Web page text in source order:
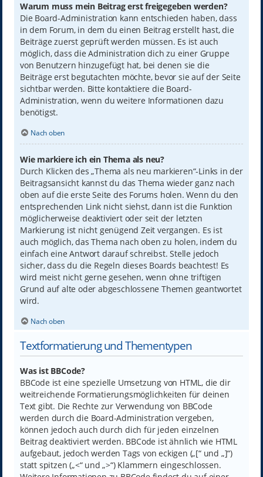
Warum muss mein Beitrag erst freigegeben werden?
Die Board-Administration kann entschieden haben, dass
in dem Forum, in dem du einen Beitrag erstellt hast, die
Beiträge zuerst geprüft werden müssen. Es ist auch
möglich, dass die Administration dich zu einer Gruppe
von Benutzern hinzugefügt hat, bei denen sie die
Beiträge erst begutachten möchte, bevor sie auf der Seite
sichtbar werden. Bitte kontaktiere die Board-
Administration, wenn du weitere Informationen dazu
benötigst.
Nach oben
Wie markiere ich ein Thema als neu?
Durch Klicken des „Thema als neu markieren“-Links in der
Beitragsansicht kannst du das Thema wieder ganz nach
oben auf die erste Seite des Forums holen. Wenn du den
entsprechenden Link nicht siehst, dann ist die Funktion
möglicherweise deaktiviert oder seit der letzten
Markierung ist nicht genügend Zeit vergangen. Es ist
auch möglich, das Thema nach oben zu holen, indem du
einfach eine Antwort darauf schreibst. Stelle jedoch
sicher, dass du die Regeln dieses Boards beachtest! Es
wird meist nicht gerne gesehen, wenn ohne triftigen
Grund auf alte oder abgeschlossene Themen geantwortet
wird.
Nach oben
Textformatierung und Thementypen
Was ist BBCode?
BBCode ist eine spezielle Umsetzung von HTML, die dir
weitreichende Formatierungsmöglichkeiten für deinen
Text gibt. Die Rechte zur Verwendung von BBCode
werden durch die Board-Administration vergeben,
können jedoch auch durch dich für jeden einzelnen
Beitrag deaktiviert werden. BBCode ist ähnlich wie HTML
aufgebaut, jedoch werden Tags von eckigen („[“ und „]“)
statt spitzen („<“ und „>“) Klammern eingeschlossen.